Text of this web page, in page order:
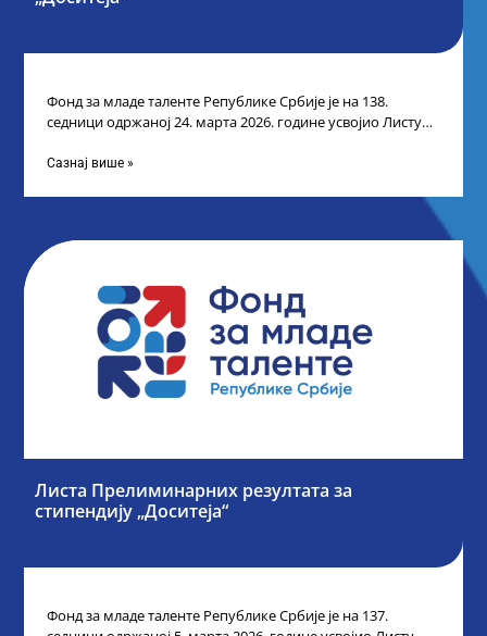
Фонд за младе таленте Републике Србије је на 138.
седници одржаној 24. марта 2026. године усвојио Листу
Сазнај више »
Листа Прелиминарних резултата за
стипендију „Доситеја“
Фонд за младе таленте Републике Србије је на 137.